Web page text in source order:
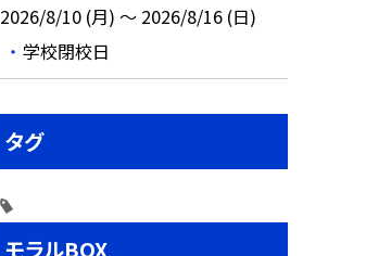
2026/8/10 (月) ～ 2026/8/16 (日)
学校閉校日
タグ
モラルBOX